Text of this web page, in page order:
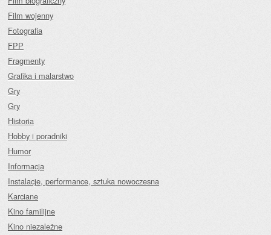
Film wojenny
Fotografia
FPP
Fragmenty
Grafika i malarstwo
Gry
Gry
Historia
Hobby i poradniki
Humor
Informacja
Instalacje, performance, sztuka nowoczesna
Karciane
Kino familijne
Kino niezależne